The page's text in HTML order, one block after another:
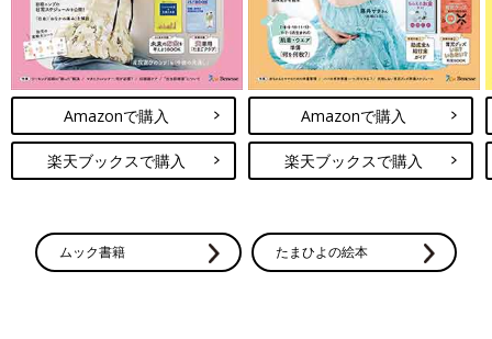
Amazonで購入
楽天ブックスで購入
Amazonで購入
楽天ブックスで購入
ムック書籍 たまひよの絵本